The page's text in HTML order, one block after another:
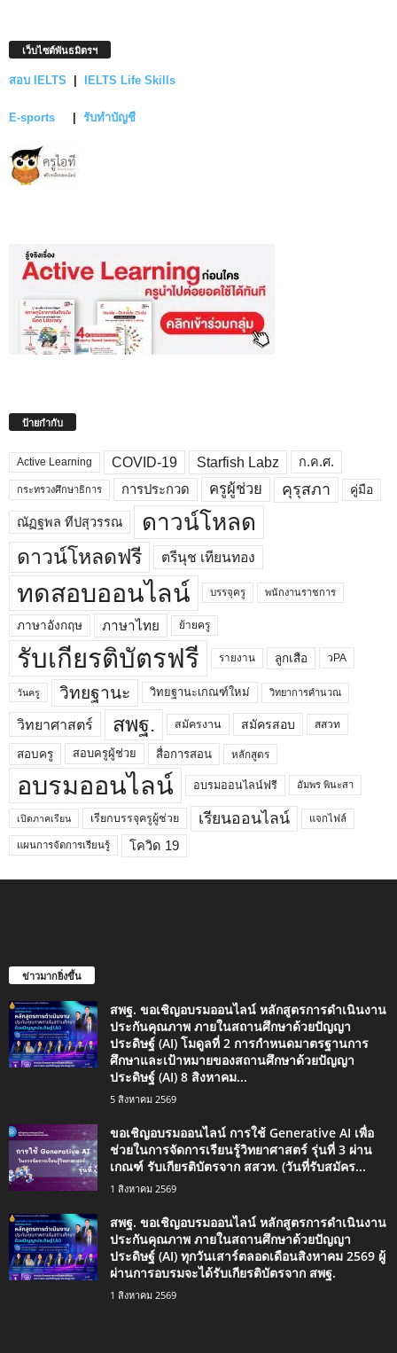
เว็บไซต์พันธมิตรฯ
สอบ IELTS | IELTS Life Skills
E-sports | รับทำบัญชี
ป้ายกำกับ
Active Learning COVID-19 Starfish Labz ก.ค.ศ.
กระทรวงศึกษาธิการ การประกวด ครูผู้ช่วย คุรุสภา คู่มือ
ณัฏฐพล ทีปสุวรรณ ดาวน์โหลด
ดาวน์โหลดฟรี ตรีนุช เทียนทอง
ทดสอบออนไลน์ บรรจุครู พนักงานราชการ
ภาษาอังกฤษ ภาษาไทย ย้ายครู
รับเกียรติบัตรฟรี รายงาน ลูกเสือ วPA
วันครู วิทยฐานะ วิทยฐานะเกณฑ์ใหม่ วิทยาการคำนวณ
วิทยาศาสตร์ สพฐ. สมัครงาน สมัครสอบ สสวท
สอบครู สอบครูผู้ช่วย สื่อการสอน หลักสูตร
อบรมออนไลน์ อบรมออนไลน์ฟรี อัมพร พินะสา
เปิดภาคเรียน เรียกบรรจุครูผู้ช่วย เรียนออนไลน์ แจกไฟล์
แผนการจัดการเรียนรู้ โควิด 19
ข่าวมากยิ่งขึ้น
สพฐ. ขอเชิญอบรมออนไลน์ หลักสูตรการดำเนินงาน
ประกันคุณภาพ ภายในสถานศึกษาด้วยปัญญา
ประดิษฐ์ (AI) โมดูลที่ 2 การกำหนดมาตรฐานการ
ศึกษาและเป้าหมายของสถานศึกษาด้วยปัญญา
ประดิษฐ์ (AI) 8 สิงหาคม...
5 สิงหาคม 2569
ขอเชิญอบรมออนไลน์ การใช้ Generative AI เพื่อ
ช่วยในการจัดการเรียนรู้วิทยาศาสตร์ รุ่นที่ 3 ผ่าน
เกณฑ์ รับเกียรติบัตรจาก สสวท. (วันที่รับสมัคร...
1 สิงหาคม 2569
สพฐ. ขอเชิญอบรมออนไลน์ หลักสูตรการดำเนินงาน
ประกันคุณภาพ ภายในสถานศึกษาด้วยปัญญา
ประดิษฐ์ (AI) ทุกวันเสาร์ตลอดเดือนสิงหาคม 2569 ผู้
ผ่านการอบรมจะได้รับเกียรติบัตรจาก สพฐ.
1 สิงหาคม 2569